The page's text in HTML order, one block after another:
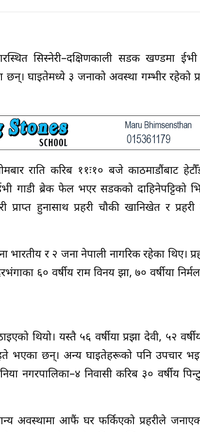
सिस्नेरी–दक्षिणकाली सडक खण्डमा ईभी
छन्। घाइतेमध्ये ३ जनाको अवस्था गम्भीर रहेको
राति करिब ११ः१० बजे काठमाडौंबाट
गाडी ब्रेक फेल भएर सडकको दाहिनेपट्टिको
प्राप्त हुनासाथ प्रहरी चौकी खानिखेत र प्रहरी
र २ जना नेपाली नागरिक रहेका थिए।
६० वर्षीय राम विनय झा, ७० वर्षीया
थियो। यस्तै ५६ वर्षीया प्रझा देवी, ५२
भएका छन्। अन्य घाइतेहरूको पनि उपचार
नगरपालिका–४ निवासी करिब ३० वर्षीय
अवस्थामा आफैं घर फर्किएको प्रहरीले